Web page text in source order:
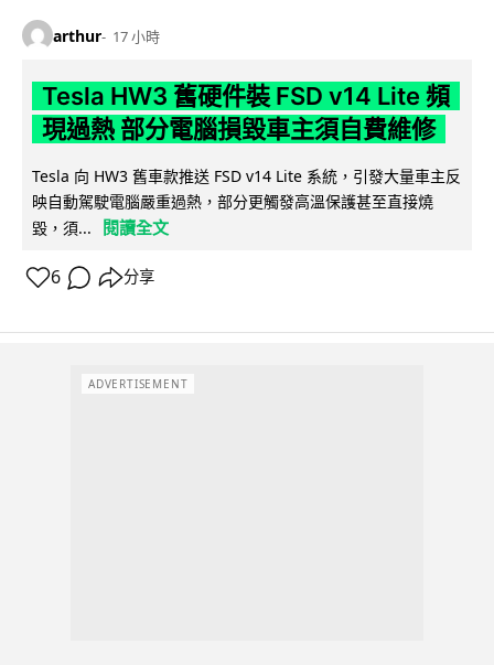
arthur 17 小時
Tesla HW3 舊硬件裝 FSD v14 Lite 頻
現過熱 部分電腦損毀車主須自費維修
Tesla 向 HW3 舊車款推送 FSD v14 Lite 系統，引發大量車主反
映自動駕駛電腦嚴重過熱，部分更觸發高溫保護甚至直接燒
毀，須...
閱讀全文
6 分享
ADVERTISEMENT